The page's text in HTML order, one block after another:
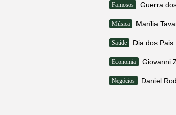
Famosos
Música
Saúde
Economia
Negócios